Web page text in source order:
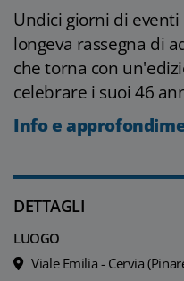
Undici giorni di
longeva rassegna di
che torna con
celebrare i suoi 46
Info e
DETTAGLI
LUOGO
Viale Emilia - Cervia